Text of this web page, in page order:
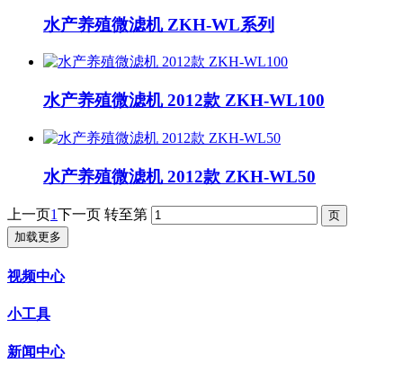
水产养殖微滤机 ZKH-WL系列
水产养殖微滤机 2012款 ZKH-WL100
水产养殖微滤机 2012款 ZKH-WL50
上一页1下一页 转至第
加载更多
视频中心
小工具
新闻中心